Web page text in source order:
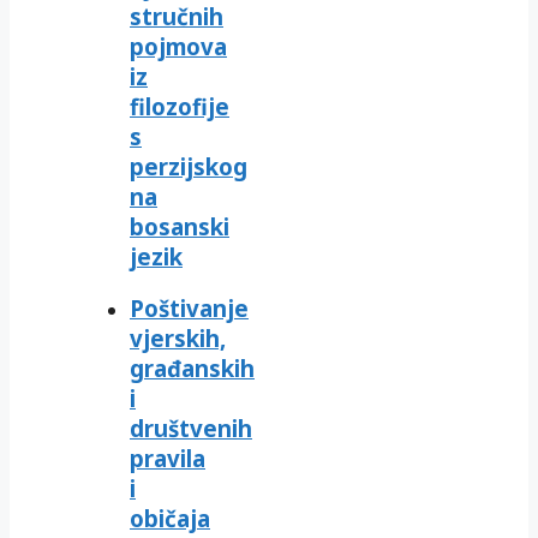
stručnih
pojmova
iz
filozofije
s
perzijskog
na
bosanski
jezik
Poštivanje
vjerskih,
građanskih
i
društvenih
pravila
i
običaja